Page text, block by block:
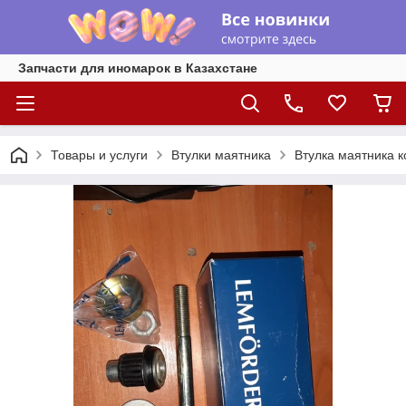
Запчасти для иномарок в Казахстане
Товары и услуги Втулки маятника Втулка маятника